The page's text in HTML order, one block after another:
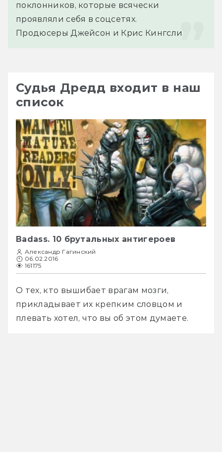
поклонников, которые всячески
проявляли себя в соцсетях.
Продюсеры Джейсон и Крис Кингсли
Судья Дредд входит в наш
список
Badass. 10 брутальных антигероев
Александр Гагинский
06.02.2016
161175
О тех, кто вышибает врагам мозги,
прикладывает их крепким словцом и